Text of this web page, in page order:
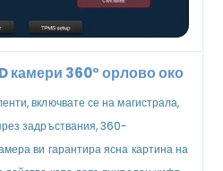
камери 360° орлово око
включвате се на магистрала,
задръствания, 360-
ви гарантира ясна картина на